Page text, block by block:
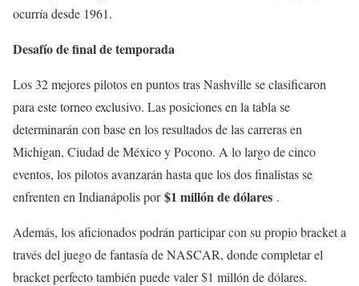
ocurría desde 1961.
Desafío de final de temporada
Los 32 mejores pilotos en puntos tras Nashville se clasificaron
para este torneo exclusivo. Las posiciones en la tabla se
determinarán con base en los resultados de las carreras en
Michigan, Ciudad de México y Pocono. A lo largo de cinco
eventos, los pilotos avanzarán hasta que los dos finalistas se
enfrenten en Indianápolis por$1 millón de dólares .
Además, los aficionados podrán participar con su propio bracket a
través del juego de fantasía de NASCAR, donde completar el
bracket perfecto también puede valer $1 millón de dólares.